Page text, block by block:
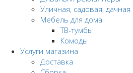
Уличная, садовая,
Мебель для дома
ТВ-тумбы
Комоды
Услуги магазина
Доставка